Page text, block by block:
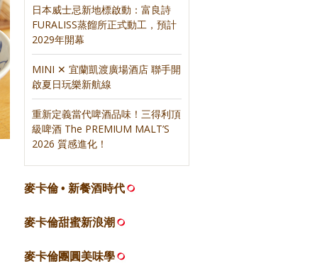
日本威士忌新地標啟動：富良詩
FURALISS蒸餾所正式動工，預計
2029年開幕
MINI ✕ 宜蘭凱渡廣場酒店 聯手開
啟夏日玩樂新航線
重新定義當代啤酒品味！三得利頂
級啤酒 The PREMIUM MALT’S
2026 質感進化！
麥卡倫 • 新餐酒時代
麥卡倫甜蜜新浪潮
麥卡倫團圓美味學